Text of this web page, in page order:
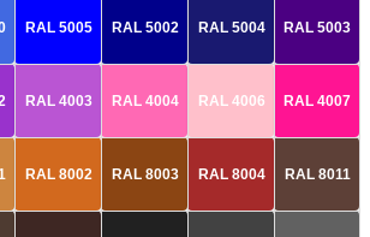
RAL 5005 RAL 5002 RAL 5004 RAL 5003
RAL 4003 RAL 4004 RAL 4006 RAL 4007
RAL 8002 RAL 8003 RAL 8004 RAL 8011